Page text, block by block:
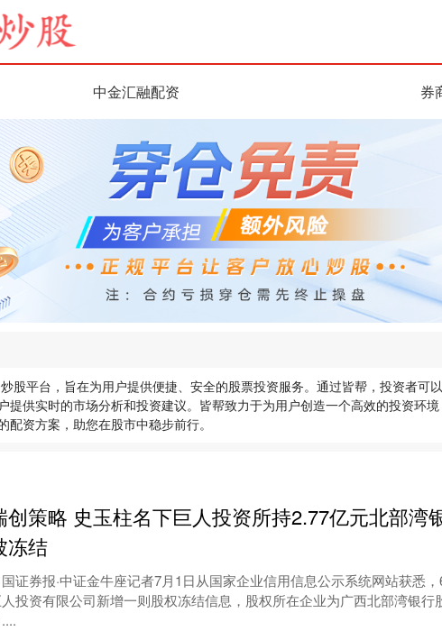
中金汇融配资 券
股平台，旨在为用户提供便捷、安全的股票投资服务。通过皆帮，投资者
提供实时的市场分析和投资建议。皆帮致力于为用户创造一个高效的投资环
资方案，助您在股市中稳步前行。
创策略 史玉柱名下巨人投资所持2.77亿元北部湾
冻结
证券报·中证金牛座记者7月1日从国家企业信用信息公示系统网站获悉，
投资有限公司新增一则股权冻结信息，股权所在企业为广西北部湾银行